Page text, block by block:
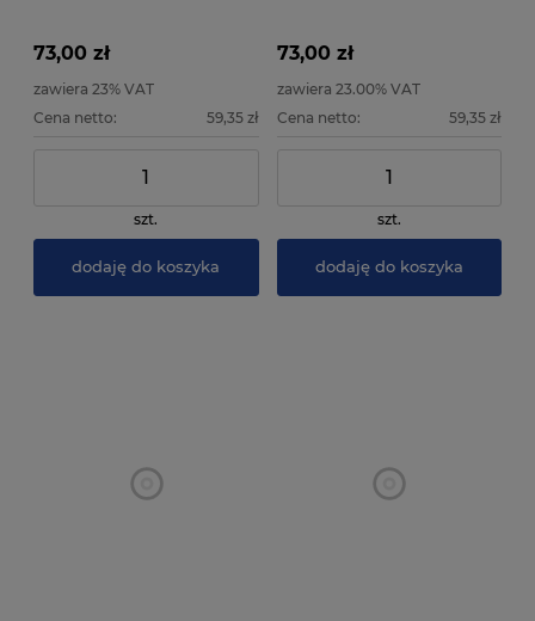
73,00 zł
zawiera 23% VAT
Cena netto:
59,35 zł
szt.
dodaję do koszyka
73,00 zł
zawiera 23.00% VAT
Cena netto:
59,35 zł
szt.
dodaję do koszyka